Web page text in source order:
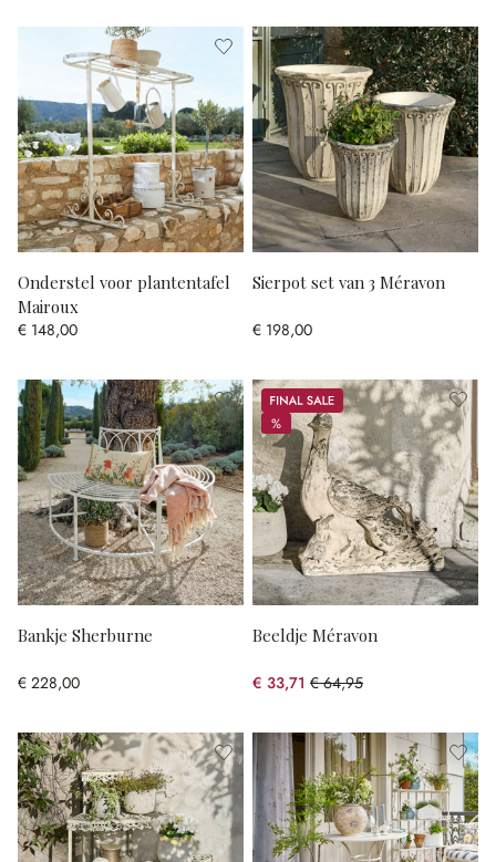
Onderstel voor plantentafel
Mairoux
€ 148,00
Sierpot set van 3 Méravon
€ 198,00
Bankje Sherburne
€ 228,00
Sale
%
%
Beeldje Méravon
€ 33,71 € 64,95
(48.1% gespart)